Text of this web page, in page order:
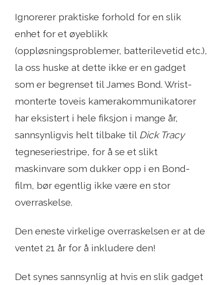
Ignorerer praktiske forhold for en slik
enhet for et øyeblikk
(oppløsningsproblemer, batterilevetid etc.),
la oss huske at dette ikke er en gadget
som er begrenset til James Bond. Wrist-
monterte toveis kamerakommunikatorer
har eksistert i hele fiksjon i mange år,
sannsynligvis helt tilbake til Dick Tracy
tegneseriestripe, for å se et slikt
maskinvare som dukker opp i en Bond-
film, bør egentlig ikke være en stor
overraskelse.
Den eneste virkelige overraskelsen er at de
ventet 21 år for å inkludere den!
Det synes sannsynlig at hvis en slik gadget